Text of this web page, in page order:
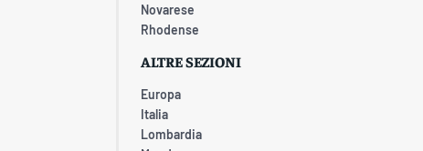
Novarese
Rhodense
ALTRE SEZIONI
Europa
Italia
Lombardia